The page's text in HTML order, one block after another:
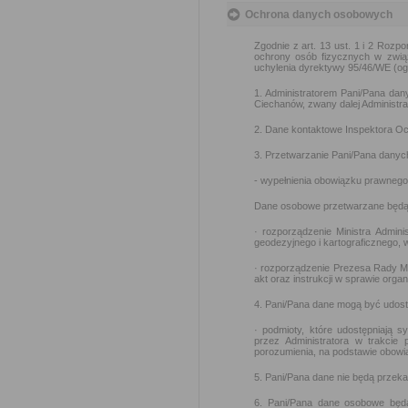
Ochrona danych osobowych
Zgodnie z art. 13 ust. 1 i 2
ochrony osób fizycznych w
uchylenia dyrektywy 95/46/WE
1. Administratorem Pani/Pana
Ciechanów, zwany dalej
2. Dane kontaktowe Inspektora
3. Przetwarzanie Pani/Pana
- wypełnienia obowiązku
Dane osobowe przetwarzane
· rozporządzenie Ministra
geodezyjnego i kartograficznego,
· rozporządzenie Prezesa Rady
akt oraz instrukcji w sprawie
4. Pani/Pana dane mogą być
· podmioty, które udostępniają
przez Administratora w trakcie
porozumienia, na podstawie
5. Pani/Pana dane nie będą
6. Pani/Pana dane osobowe